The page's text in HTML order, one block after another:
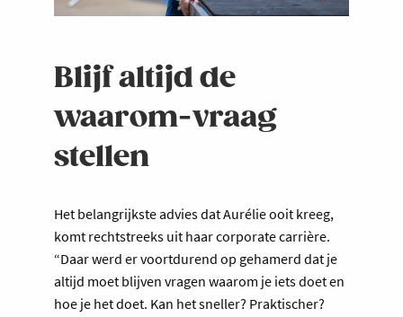
Blijf altijd de
waarom-vraag
stellen
Het belangrijkste advies dat Aurélie ooit kreeg,
komt rechtstreeks uit haar corporate carrière.
“Daar werd er voortdurend op gehamerd dat je
altijd moet blijven vragen waarom je iets doet en
hoe je het doet. Kan het sneller? Praktischer?